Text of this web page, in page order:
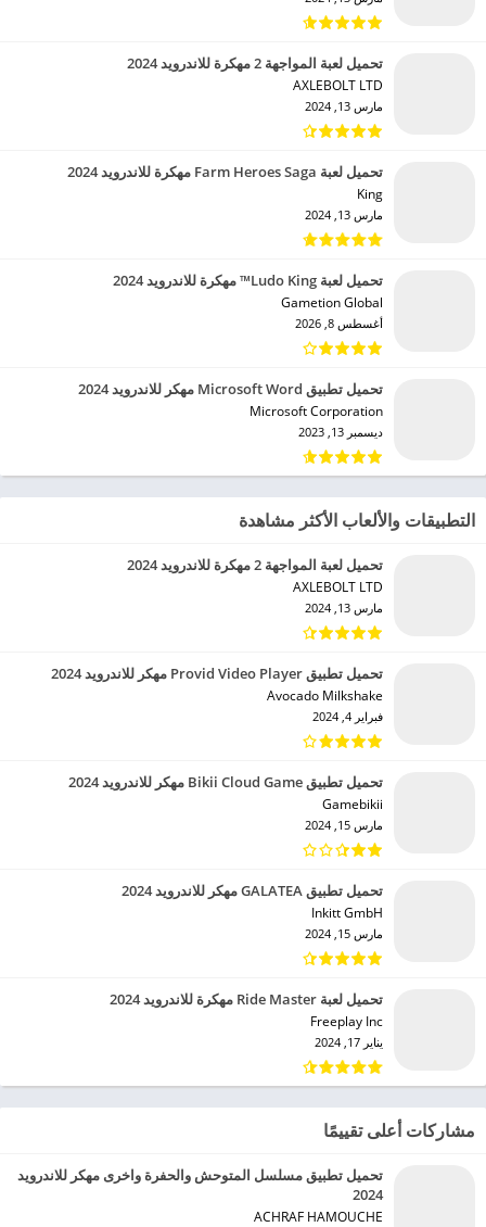
تحميل لعبة المواجهة 2 مهكرة للاندرويد 2024
AXLEBOLT LTD‏
مارس 13, 2024
تحميل لعبة Farm Heroes Saga مهكرة للاندرويد 2024
King‏
مارس 13, 2024
تحميل لعبة Ludo King™ مهكرة للاندرويد 2024
Gametion Global‏
أغسطس 8, 2026
تحميل تطبيق Microsoft Word مهكر للاندرويد 2024
Microsoft Corporation‏
ديسمبر 13, 2023
التطبيقات والألعاب الأكثر مشاهدة
تحميل لعبة المواجهة 2 مهكرة للاندرويد 2024
AXLEBOLT LTD‏
مارس 13, 2024
تحميل تطبيق Provid Video Player مهكر للاندرويد 2024
Avocado Milkshake‏
فبراير 4, 2024
تحميل تطبيق Bikii Cloud Game مهكر للاندرويد 2024
Gamebikii‏
مارس 15, 2024
تحميل تطبيق GALATEA مهكر للاندرويد 2024
Inkitt GmbH‏
مارس 15, 2024
تحميل لعبة Ride Master مهكرة للاندرويد 2024
Freeplay Inc‏
يناير 17, 2024
مشاركات أعلى تقييمًا
تحميل تطبيق مسلسل المتوحش والحفرة واخرى مهكر للاندرويد
2024
ACHRAF HAMOUCHE‏